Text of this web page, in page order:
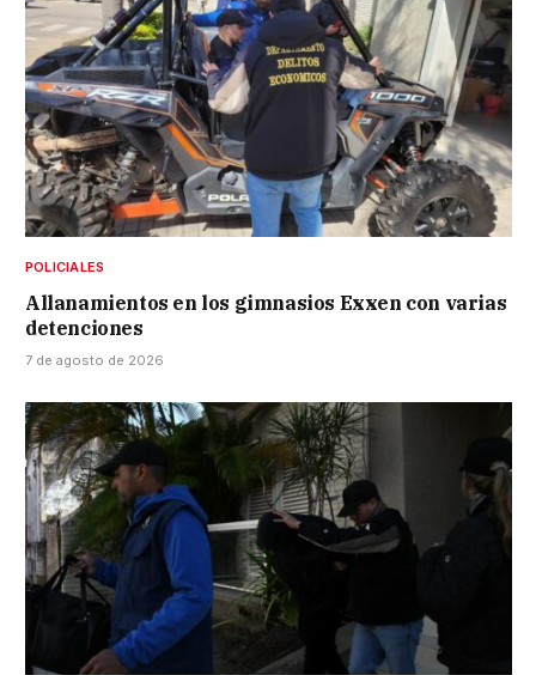
POLICIALES
Allanamientos en los gimnasios Exxen con varias
detenciones
7 de agosto de 2026